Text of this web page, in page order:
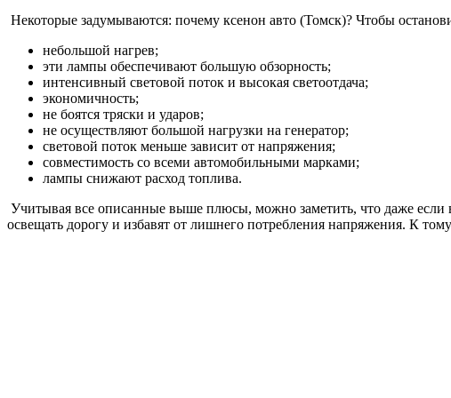
Некоторые задумываются: почему ксенон авто (Томск)? Чтобы
небольшой нагрев;
эти лампы обеспечивают большую обзорность;
интенсивный световой поток и высокая светоотдача;
экономичность;
не боятся тряски и ударов;
не осуществляют большой нагрузки на генератор;
световой поток меньше зависит от напряжения;
совместимость со всеми автомобильными марками;
лампы снижают расход топлива.
Учитывая все описанные выше плюсы, можно заметить, что даже если
освещать дорогу и избавят от лишнего потребления напряжения. К